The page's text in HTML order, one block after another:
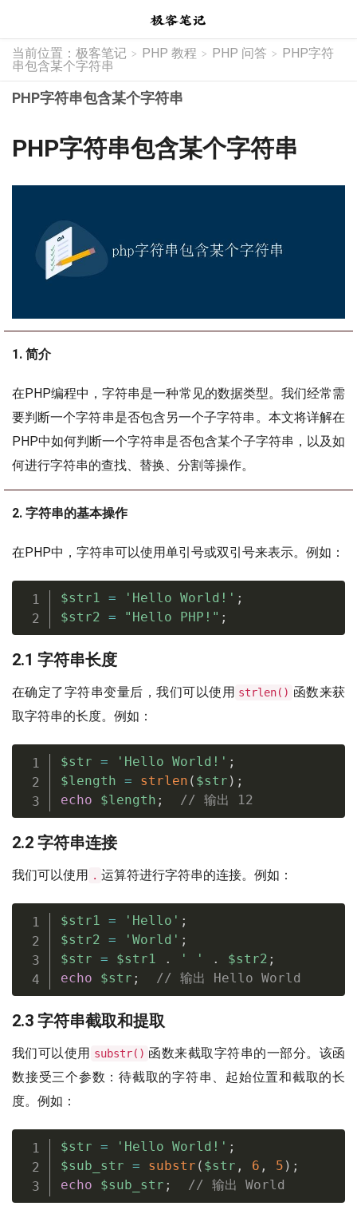
当前位置： 极客笔记 > PHP 教程 > PHP 问答 > PHP字符
串包含某个字符串
PHP字符串包含某个字符串
PHP字符串包含某个字符串
1. 简介
在PHP编程中，字符串是一种常见的数据类型。我们经常需
要判断一个字符串是否包含另一个子字符串。本文将详解在
PHP中如何判断一个字符串是否包含某个子字符串，以及如
何进行字符串的查找、替换、分割等操作。
2. 字符串的基本操作
在PHP中，字符串可以使用单引号或双引号来表示。例如：
$str1 = 'Hello World!' ;
$str2 = "Hello PHP!" ;
2.1 字符串长度
在确定了字符串变量后，我们可以使用 strlen() 函数来获
取字符串的长度。例如：
$str = 'Hello World!' ;
$length = strlen ( $str ) ;
echo
$length ; // 输出 12
2.2 字符串连接
我们可以使用 . 运算符进行字符串的连接。例如：
$str1 = 'Hello' ;
$str2 = 'World' ;
$str = $str1 . ' ' . $str2 ;
echo
$str ; // 输出 Hello World
2.3 字符串截取和提取
我们可以使用 substr() 函数来截取字符串的一部分。该函
数接受三个参数：待截取的字符串、起始位置和截取的长
度。例如：
$str = 'Hello World!' ;
$sub_str = substr ( $str , 6 , 5 ) ;
echo
$sub_str ; // 输出 World